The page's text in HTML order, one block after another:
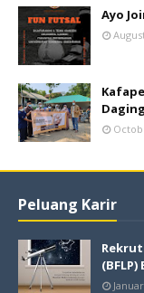
Ayo
Peluang Karir